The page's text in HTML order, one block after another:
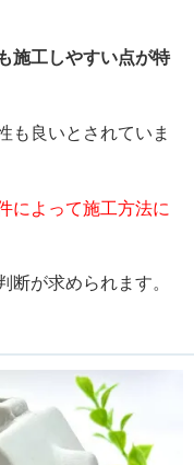
施工しやすい点が特
も良いとされていま
によって施工方法に
が求められます。